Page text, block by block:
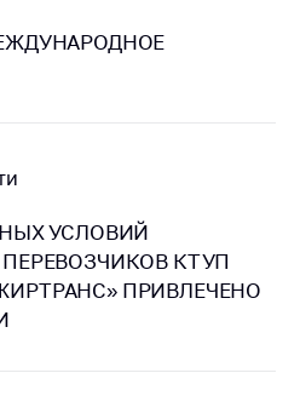
УСЛОВИЙ
КТУП
ПРИВЛЕЧЕНО